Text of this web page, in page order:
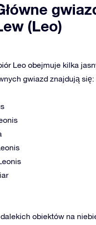
(Leo)
Leo obejmuje kilka
gwiazd znajdują się:
obiektów na